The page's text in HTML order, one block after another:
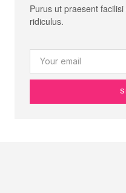
Purus ut praesent
ridiculus.